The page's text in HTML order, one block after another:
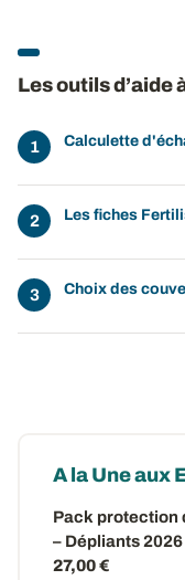
Les outils d’aide
Calculette
Les fiches
Choix des
A la Une aux
Pack protection
– Dépliants 2026
27,00 €